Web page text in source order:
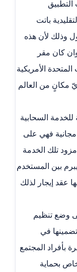
التطبيق
باتت
وذلك لأن هذه
كان مقر
الأمريكية
مكانٍ من العالم
للخدمة السحابية
فهي على
تلك الخدمة
بين المستخدم
عقد إيجار لذلك
وضع تنظيم
في
بأفراد المجتمع
بحماية